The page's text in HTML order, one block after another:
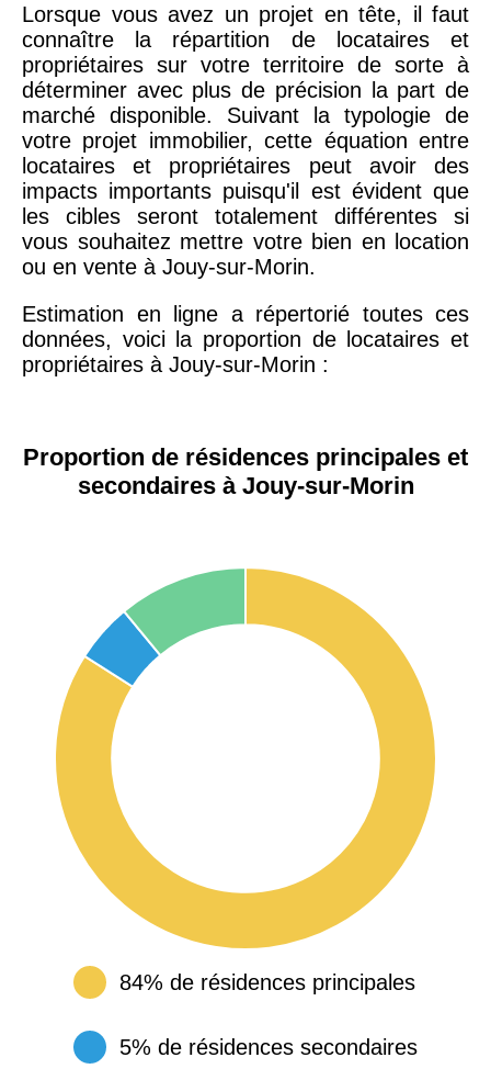
Lorsque vous avez un projet en tête, il faut
connaître la répartition de locataires et
propriétaires sur votre territoire de sorte à
déterminer avec plus de précision la part de
marché disponible. Suivant la typologie de
votre projet immobilier, cette équation entre
locataires et propriétaires peut avoir des
impacts importants puisqu'il est évident que
les cibles seront totalement différentes si
vous souhaitez mettre votre bien en location
ou en vente à Jouy-sur-Morin.
Estimation en ligne a répertorié toutes ces
données, voici la proportion de locataires et
propriétaires à Jouy-sur-Morin :
Proportion de résidences principales et
secondaires à Jouy-sur-Morin
84% de résidences principales
5% de résidences secondaires